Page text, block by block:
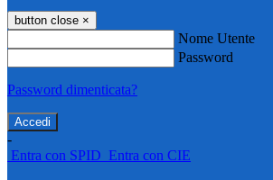
button close ×
Nome Utente
Password
Password dimenticata?
-
Entra con SPID Entra con CIE